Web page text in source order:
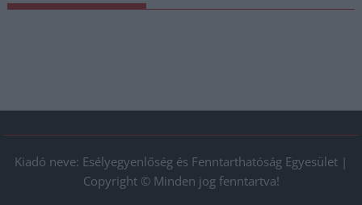
Kiadó neve: Esélyegyenlőség és Fenntarthatóság Egyesület |
Copyright © Minden jog fenntartva!